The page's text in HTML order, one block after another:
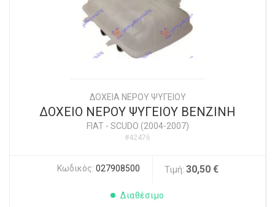
ΔΟΧΕΙΑ ΝΕΡΟΥ ΨΥΓΕΙΟΥ
ΔΟΧΕΙΟ ΝΕΡΟΥ ΨΥΓΕΙΟΥ ΒΕΝΖΙΝΗ
FIAT- SCUDO (2004-2007)
#42476
Κωδικός: 027908500 Τιμή: 30,50 €
Διαθέσιμο